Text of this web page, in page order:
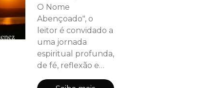
O Nome
Abençoado", o
leitor é convidado a
uma jornada
espiritual profunda,
de fé, reflexão e
transformação.